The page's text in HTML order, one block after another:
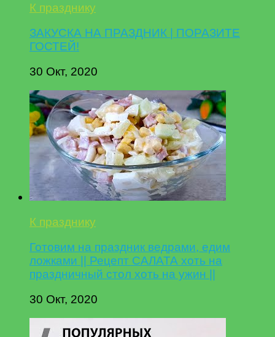
К празднику
ЗАКУСКА НА ПРАЗДНИК | ПОРАЗИТЕ
ГОСТЕЙ!
30 Окт, 2020
К празднику
Готовим на праздник ведрами, едим
ложками || Рецепт САЛАТА хоть на
праздничный стол хоть на ужин ||
30 Окт, 2020